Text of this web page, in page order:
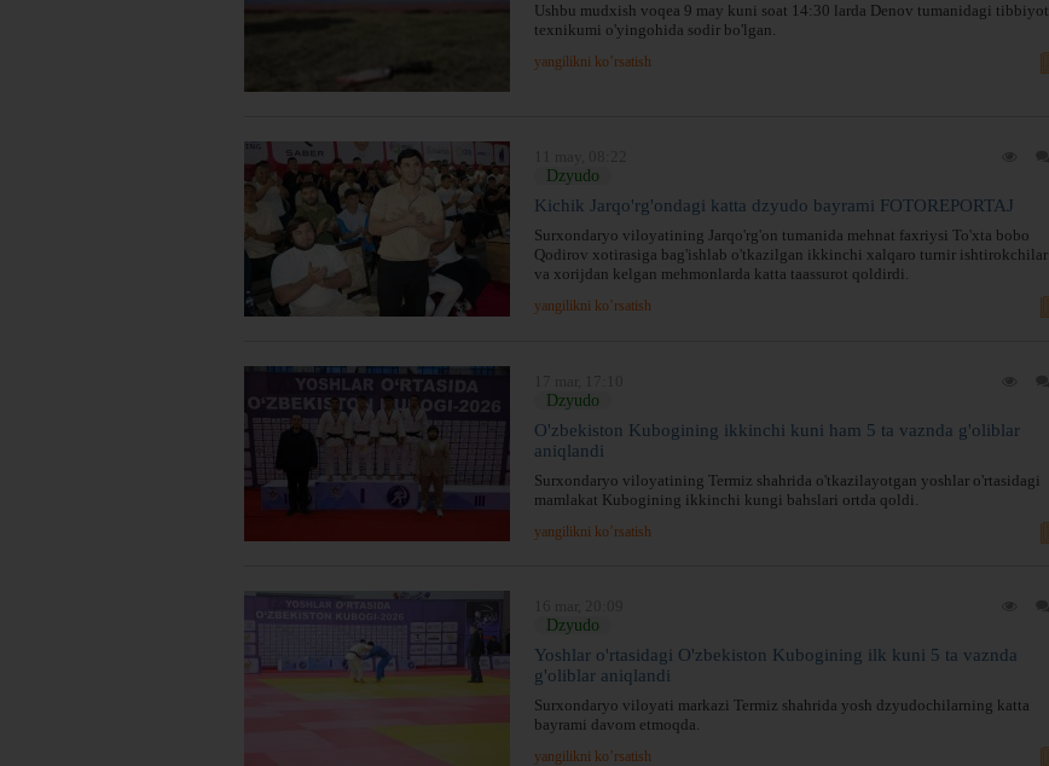
Ushbu mudxish voqea 9 may kuni soat 14:30 larda Denov tumanidagi tibbiyot
texnikumi o'yingohida sodir bo'lgan.
yangilikni ko’rsatish
Dzyudo
Kichik Jarqo'rg'ondagi katta dzyudo bayrami FOTOREPORTAJ
Surxondaryo viloyatining Jarqo'rg'on tumanida mehnat faxriysi To'xta bobo
Qodirov xotirasiga bag'ishlab o'tkazilgan ikkinchi xalqaro turnir ishtirokchilar
va xorijdan kelgan mehmonlarda katta taassurot qoldirdi.
yangilikni ko’rsatish
Dzyudo
O'zbekiston Kubogining ikkinchi kuni ham 5 ta vaznda g'oliblar
aniqlandi
Surxondaryo viloyatining Termiz shahrida o'tkazilayotgan yoshlar o'rtasidagi
mamlakat Kubogining ikkinchi kungi bahslari ortda qoldi.
yangilikni ko’rsatish
Dzyudo
Yoshlar o'rtasidagi O'zbekiston Kubogining ilk kuni 5 ta vaznda
g'oliblar aniqlandi
Surxondaryo viloyati markazi Termiz shahrida yosh dzyudochilarning katta
bayrami davom etmoqda.
yangilikni ko’rsatish